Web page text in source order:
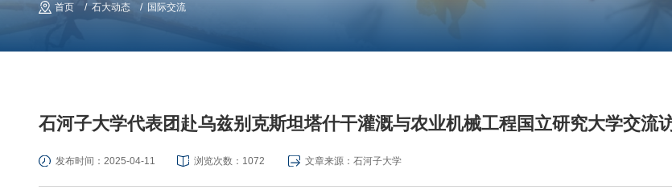
首页 石大动态 国际交流
石河子大学代表团赴乌兹别克斯坦塔什干灌溉与农业机械工程国立研究大学交流
发布时间：2025-04-11 浏览次数： 1072 文章来源：石河子大学